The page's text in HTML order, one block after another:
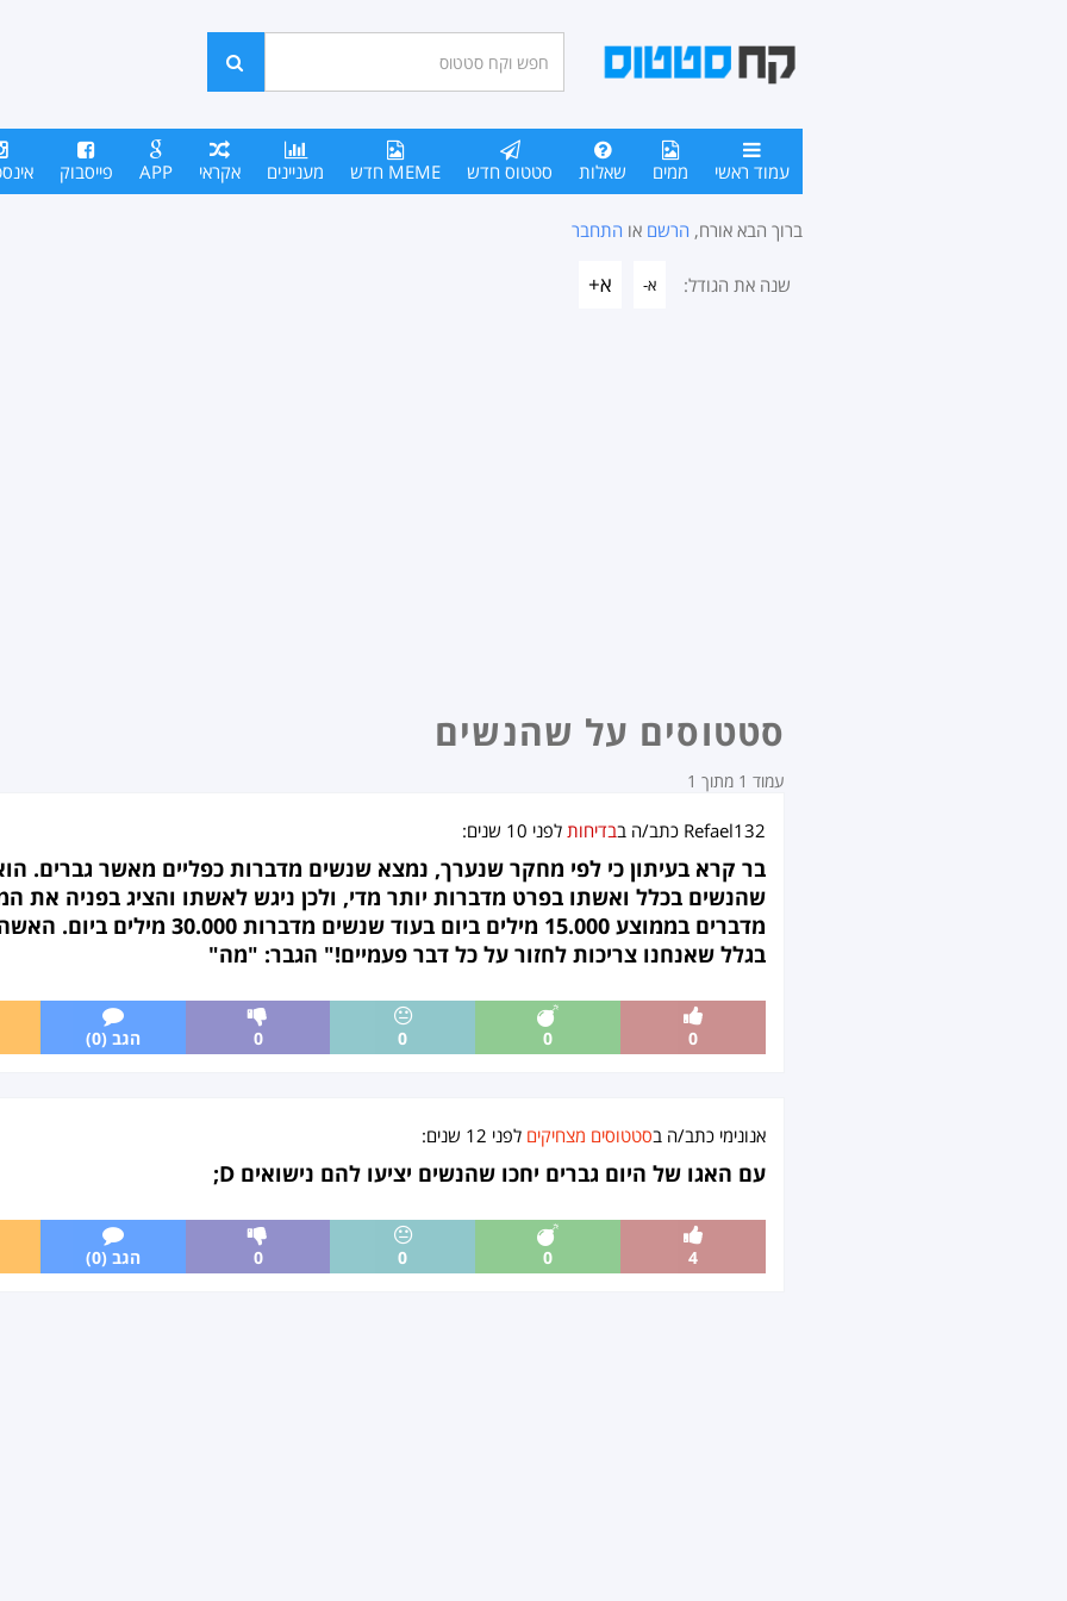
סטטוסים
חפש
עמוד ראשי ממים שאלות סטטוס חדש MEME חדש מעניינים אקראי APP פייסבוק
ברוך הבא אורח, הרשם או התחבר
שנה את הגודל: א- א+
סטטוסים על שהנשים
עמוד 1 מתוך 1
Refael132 כתב/ה בבדיחות לפני 10 שנים :
בר קרא בעיתון כי לפי מחקר שנערך, נמצא שנשים מדברות כפליים מאשר גברים.
שהנשים בכלל ואשתו בפרט מדברות יותר מדי, ולכן ניגש לאשתו והציג בפניה את
מדברים בממוצע 15.000 מילים ביום בעוד
בגלל שאנחנו צריכות לחזור על כל דבר פעמיים!" הגבר: "מה"
0
0
0
0 הגב (0)
אנונימי כתב/ה בסטטוסים מצחיקים לפני 12 שנים :
עם האגו של היום גברים יחכו שהנשים יציעו להם נישואים D;
4
0
0
0 הגב (0)